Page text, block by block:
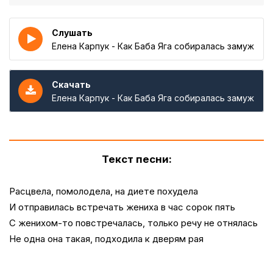
Слушать
Елена Карпук - Как Баба Яга собиралась замуж
Скачать
Елена Карпук - Как Баба Яга собиралась замуж
Текст песни:
Расцвела, помолодела, на диете похудела
И отправилась встречать жениха в час сорок пять
С женихом-то повстречалась, только речу не отнялась
Не одна она такая, подходила к дверям рая